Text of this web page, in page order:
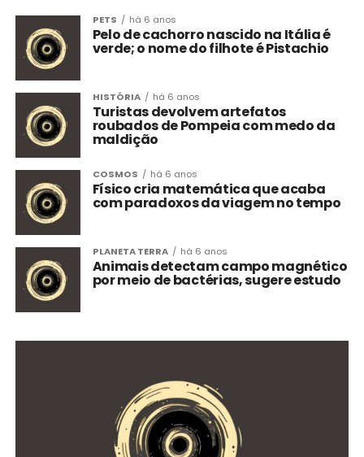
PETS há 6 anos
Pelo de cachorro nascido na Itália é
verde; o nome do filhote é Pistachio
HISTÓRIA há 6 anos
Turistas devolvem artefatos
roubados de Pompeia com medo da
maldição
COSMOS há 6 anos
Físico cria matemática que acaba
com paradoxos da viagem no tempo
PLANETA TERRA há 6 anos
Animais detectam campo magnético
por meio de bactérias, sugere estudo